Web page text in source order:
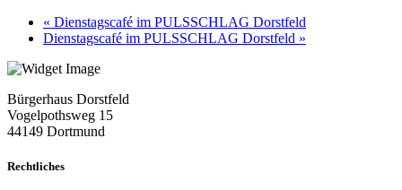
« Dienstagscafé im PULSSCHLAG Dorstfeld
Dienstagscafé im PULSSCHLAG Dorstfeld »
Bürgerhaus Dorstfeld
Vogelpothsweg 15
44149 Dortmund
Rechtliches